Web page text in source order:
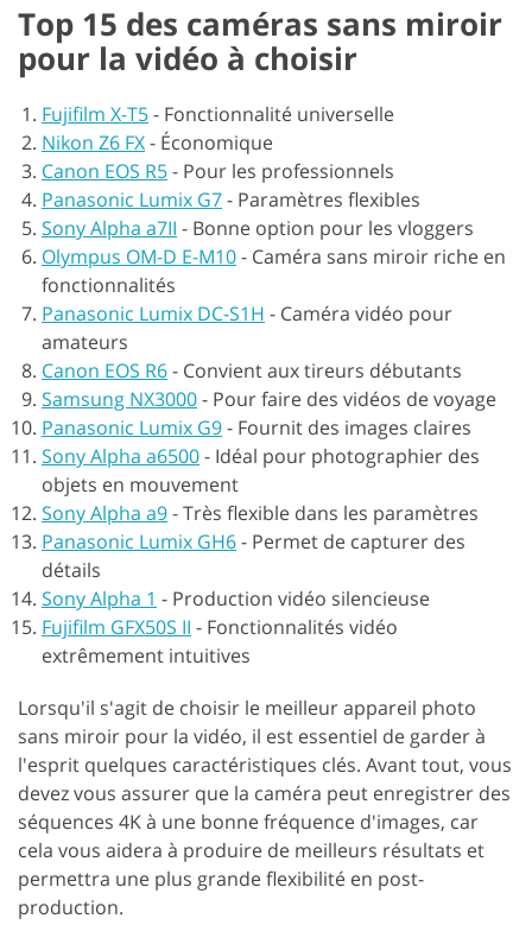
Top 15 des caméras sans miroir
pour la vidéo à choisir
Fujifilm X-T5- Fonctionnalité universelle
Nikon Z6 FX- Économique
Canon EOS R5- Pour les professionnels
Panasonic Lumix G7- Paramètres flexibles
Sony Alpha a7II - Bonne option pour les vloggers
Olympus OM-D E-M10- Caméra sans miroir riche en
fonctionnalités
Panasonic Lumix DC-S1H - Caméra vidéo pour
amateurs
Canon EOS R6- Convient aux tireurs débutants
Samsung NX3000- Pour faire des vidéos de voyage
Panasonic Lumix G9- Fournit des images claires
Sony Alpha a6500- Idéal pour photographier des
objets en mouvement
Sony Alpha a9-Très flexible dans les paramètres
Panasonic Lumix GH6- Permet de capturer des
détails
Sony Alpha 1 - Production vidéo silencieuse
Fujifilm GFX50S II - Fonctionnalités vidéo
extrêmement intuitives
Lorsqu'il s'agit de choisir le meilleur appareil photo
sans miroir pour la vidéo, il est essentiel de garder à
l'esprit quelques caractéristiques clés. Avant tout, vous
devez vous assurer que la caméra peut enregistrer des
séquences 4K à une bonne fréquence d'images, car
cela vous aidera à produire de meilleurs résultats et
permettra une plus grande flexibilité en post-
production.